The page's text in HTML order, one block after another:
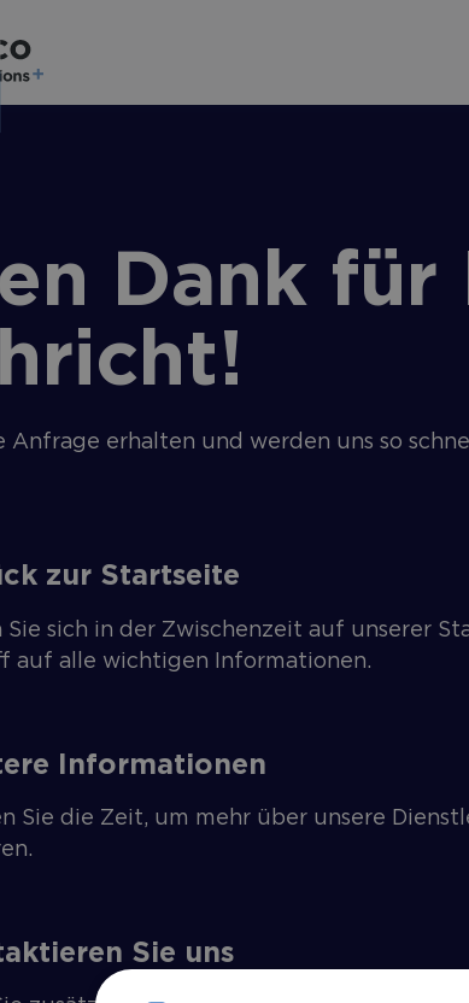
Dank für
Anfrage erhalten und werden uns so
zur Startseite
Sie sich in der Zwischenzeit auf unserer
auf alle wichtigen Informationen.
Informationen
Sie die Zeit, um mehr über unsere
Sie uns